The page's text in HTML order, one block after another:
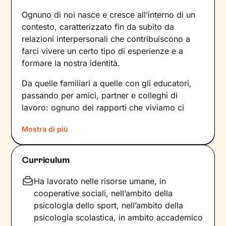
Ognuno di noi nasce e cresce all’interno di un
contesto, caratterizzato fin da subito da
relazioni interpersonali che contribuiscono a
farci vivere un certo tipo di esperienze e a
formare la nostra identità.
Da quelle familiari a quelle con gli educatori,
passando per amici, partner e colleghi di
lavoro: ognuno dei rapporti che viviamo ci
dinamiche che abbiamo sperimentato fino a
quel momento. Anche le emozioni che
proviamo e i pensieri che concepiamo sono
cresciuti.
Per superare momenti difficili e raggiungere un
maggiore benessere bisogna comprendere
Mostra di più
Curriculum
Ha lavorato nelle risorse umane, in
cooperative sociali, nell’ambito della
psicologia dello sport, nell’ambito della
psicologia scolastica, in ambito accademico